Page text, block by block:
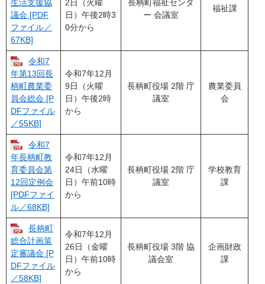
生活支援協
議会 [PDF
ファイル／
67KB]
2日（火曜
日）午後2時3
0分から
長柄町福祉センタ
ー 会議室
福祉課
令和7
年第13回長
柄町農業委
員会総会 [P
DFファイル
／55KB]
令和7年12月
9日（火曜
日）午後2時
から
長柄町役場 2階 庁
議室
農業委員
会
令和7
年長柄町教
育委員会第
12回定例会
[PDFファイ
ル／68KB]
令和7年12月
24日（水曜
日）午前10時
から
長柄町役場 2階 庁
議室
学校教育
課
長柄町
総合計画策
定審議会 [P
DFファイル
／58KB]
令和7年12月
26日（金曜
日）午前10時
から
長柄町役場 3階 協
議会室
企画財政
課